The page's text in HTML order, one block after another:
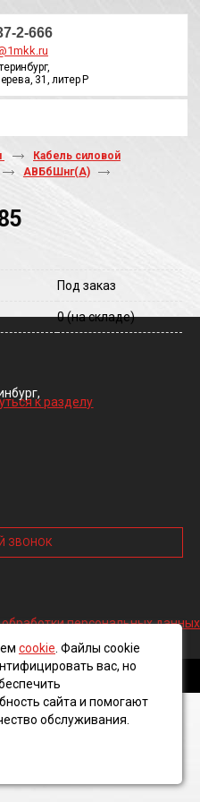
2-666
31, литер Р
Кабель силовой
АВБбШнг(А)
Под заказ
0(на складе)
к разделу
ЗВОНОК
персональных данных
компания, 2016 ©
cookie . Файлы cookie
вас, но
сайта и помогают
обслуживания.